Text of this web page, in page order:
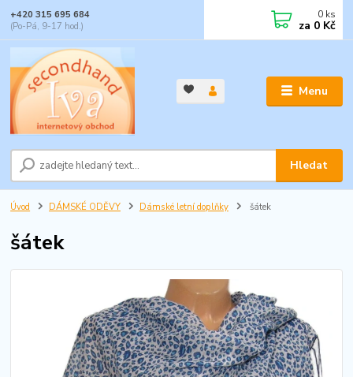
Menu
Hledat
+420 315 695 684
(Po-Pá, 9-17 hod.)
0 ks
za 0 Kč
Úvod DÁMSKÉ ODĚVY Dámské letní doplňky šátek
šátek